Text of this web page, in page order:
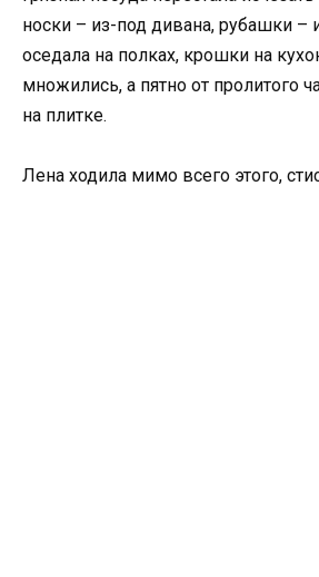
носки – из-под дивана, рубашки –
оседала на полках, крошки на
множились, а пятно от пролитого
на плитке.
Лена ходила мимо всего этого,